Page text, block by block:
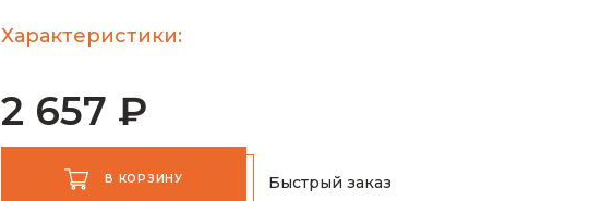
Характеристики:
2 657 ₽
В КОРЗИНУ Быстрый заказ